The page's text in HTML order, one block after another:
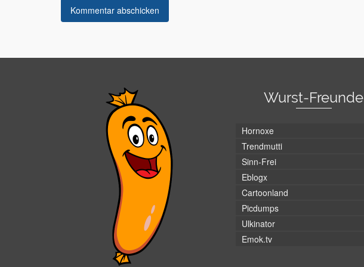
Wurst-Freunde
Hornoxe
Trendmutti
Sinn-Frei
Eblogx
Cartoonland
Picdumps
Ulkinator
Emok.tv